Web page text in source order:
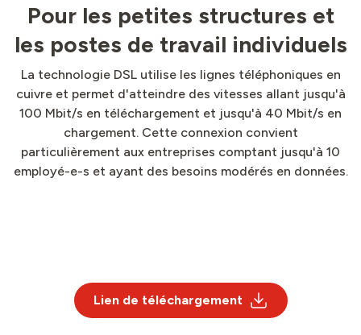
Pour les petites structures et
les postes de travail individuels
La technologie DSL utilise les lignes téléphoniques en
cuivre et permet d'atteindre des vitesses allant jusqu'à
100 Mbit/s en téléchargement et jusqu'à 40 Mbit/s en
chargement. Cette connexion convient
particulièrement aux entreprises comptant jusqu'à 10
employé-e-s et ayant des besoins modérés en données.
Lien de téléchargement